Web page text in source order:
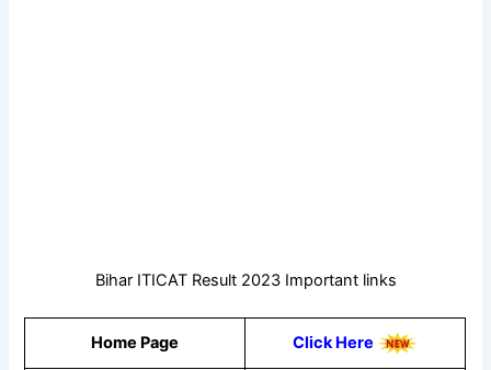
Bihar ITICAT Result 2023 Important links
Home Page Click Here